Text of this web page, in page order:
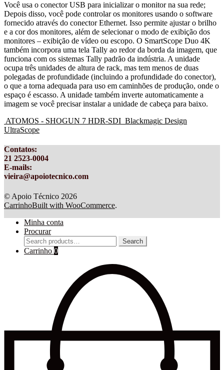
Você usa o conector USB para inicializar o monitor na sua rede;
Depois disso, você pode controlar os monitores usando o software
fornecido através do conector Ethernet. Isso permite ajustar o brilho
e a cor dos monitores, além de selecionar o modo de exibição dos
monitores – exibição de vídeo ou escopo. O SmartScope Duo 4K
também incorpora uma tela Tally ao redor da borda da imagem, que
funciona com os sistemas Tally padrão da indústria. A unidade
ocupa três unidades de altura de rack, mas tem menos de duas
polegadas de profundidade (incluindo a profundidade do conector),
o que a torna adequada para uso em caminhões de produção, onde o
espaço é escasso. A unidade também inverte automaticamente a
imagem se você precisar instalar a unidade de cabeça para baixo.
ATOMOS - SHOGUN 7 HDR-SDI Blackmagic Design
UltraScope
Contatos:
21 2523-0004
E-mails:
vieira@apoiotecnico.com
© Apoio Técnico 2026
CarrinhoBuilt with WooCommerce.
Minha conta
Procurar
Search
for:
Search
Carrinho 0